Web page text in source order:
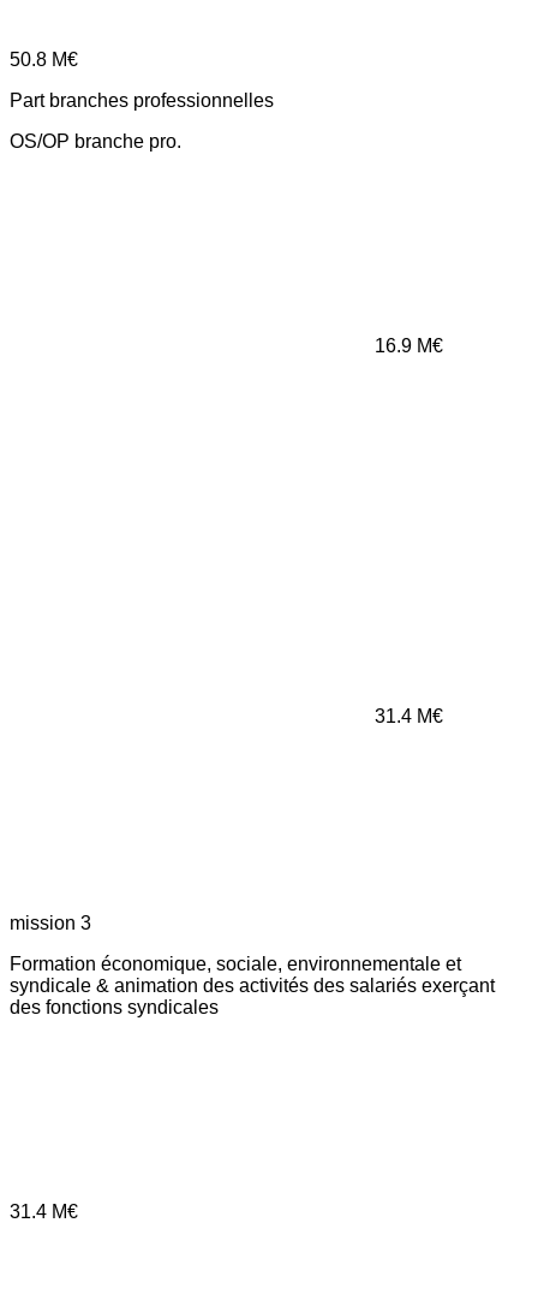
50.8 M€
Part branches professionnelles
OS/OP branche pro.
16.9 M€
31.4 M€
mission 3
Formation économique, sociale, environnementale et
syndicale & animation des activités des salariés exerçant
des fonctions syndicales
31.4 M€